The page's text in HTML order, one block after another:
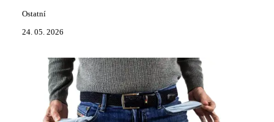
Ostatní
24. 05. 2026